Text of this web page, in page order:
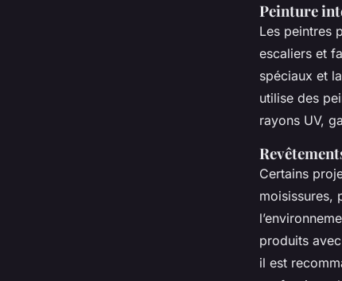
Peinture
Les peintres
escaliers et
spéciaux et
utilise des
rayons UV,
Certains
moisissures,
produits
il est